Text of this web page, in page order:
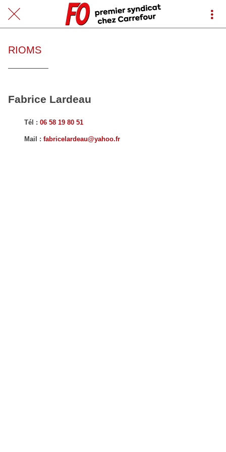
RIOMS
Fabrice Lardeau
Tél : 06 58 19 80 51
Mail : fabricelardeau@yahoo.fr